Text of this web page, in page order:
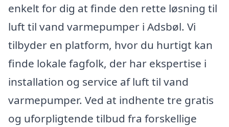
enkelt for dig at finde den rette løsning til
luft til vand varmepumper i Adsbøl. Vi
tilbyder en platform, hvor du hurtigt kan
finde lokale fagfolk, der har ekspertise i
installation og service af luft til vand
varmepumper. Ved at indhente tre gratis
og uforpligtende tilbud fra forskellige